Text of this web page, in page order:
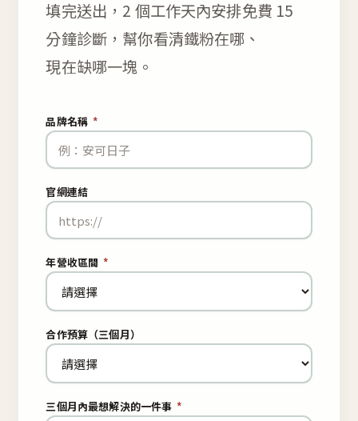
填完送出，2 個工作天內安排免費 15
分鐘診斷，幫你看清鐵粉在哪、
現在缺哪一塊。
品牌名稱 *
官網連結
年營收區間 *
合作預算（三個月）
三個月內最想解決的一件事 *